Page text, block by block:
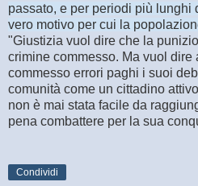
passato, e per periodi più lunghi
vero motivo per cui la
"Giustizia vuol dire che la
crimine commesso. Ma vuol dire
commesso errori paghi i suoi
comunità come un cittadino
non è mai stata facile da
pena combattere per la sua
Condividi